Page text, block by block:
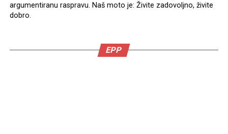
argumentiranu raspravu. Naš moto je: Živite zadovoljno, živite
dobro.
EPP